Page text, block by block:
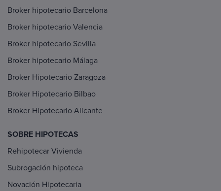
Broker hipotecario Barcelona
Broker hipotecario Valencia
Broker hipotecario Sevilla
Broker hipotecario Málaga
Broker Hipotecario Zaragoza
Broker Hipotecario Bilbao
Broker Hipotecario Alicante
SOBRE HIPOTECAS
Rehipotecar Vivienda
Subrogación hipoteca
Novación Hipotecaria